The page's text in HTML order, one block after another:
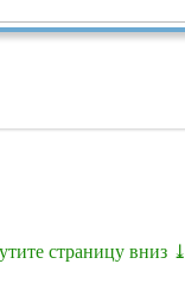
страницу вниз ⤓